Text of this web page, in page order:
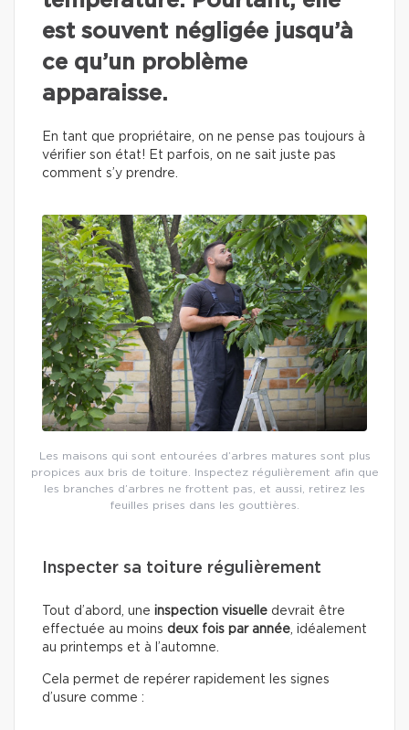
est souvent négligée jusqu’à
ce qu’un problème
apparaisse.
En tant que propriétaire, on ne pense pas toujours à
vérifier son état! Et parfois, on ne sait juste pas
comment s’y prendre.
Les maisons qui sont entourées d’arbres matures sont plus
propices aux bris de toiture. Inspectez régulièrement afin que
les branches d’arbres ne frottent pas, et aussi, retirez les
feuilles prises dans les gouttières.
Inspecter sa toiture régulièrement
Tout d’abord, une inspection visuelle devrait être
effectuée au moins deux fois par année, idéalement
au printemps et à l’automne.
Cela permet de repérer rapidement les signes
d’usure comme :